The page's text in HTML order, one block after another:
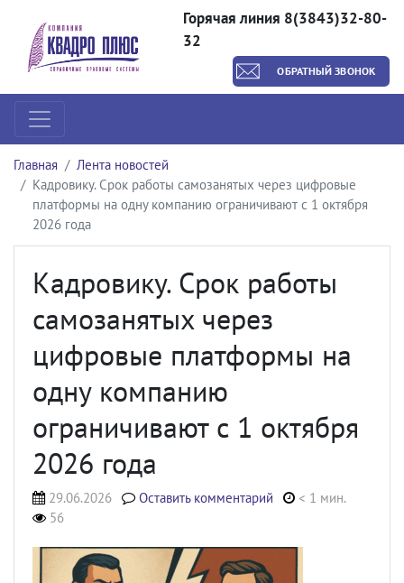
Горячая линия 8(3843)32-80-
32
ОБРАТНЫЙ ЗВОНОК
Главная
Лента новостей
Кадровику. Срок работы самозанятых через цифровые
платформы на одну компанию ограничивают с 1 октября
2026 года
Кадровику. Срок работы
самозанятых через
цифровые платформы на
одну компанию
ограничивают с 1 октября
2026 года
29.06.2026 Оставить комментарий
< 1 мин.
56